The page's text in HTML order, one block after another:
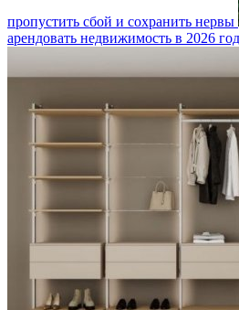
пропустить сбой и сохранить нервы
арендовать недвижимость в 2026